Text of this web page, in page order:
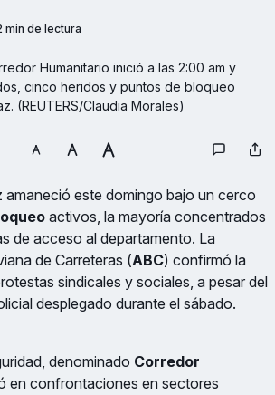
min de lectura
Humanitario inició a las 2:00 am y
cinco heridos y puntos de bloqueo
(REUTERS/Claudia Morales)
amaneció este domingo bajo un cerco
activos, la mayoría concentrados
de acceso al departamento. La
de Carreteras (ABC) confirmó la
sindicales y sociales, a pesar del
desplegado durante el sábado.
denominado Corredor
en confrontaciones en sectores